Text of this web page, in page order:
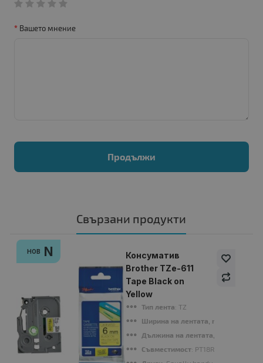
Вашето мнение
Продължи
Свързани продукти
НОВ N
Консуматив
Brother TZe-611
Tape Black on
Yellow
Тип лента: TZ
Ширина на лентата, mm
Дължина на лентата, m
Съвместимост: PT18R/1850/2400/